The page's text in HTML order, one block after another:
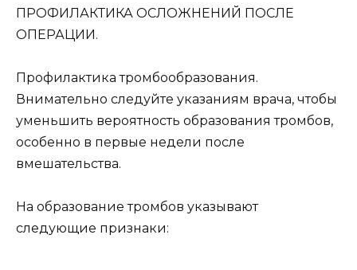
ПРОФИЛАКТИКА ОСЛОЖНЕНИЙ ПОСЛЕ
ОПЕРАЦИИ.
Профилактика тромбообразования.
Внимательно следуйте указаниям врача, чтобы
уменьшить вероятность образования тромбов,
особенно в первые недели после
вмешательства.
На образование тромбов указывают
следующие признаки: